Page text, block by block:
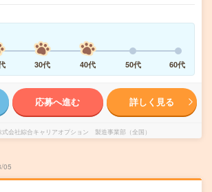
30代 40代 50代 60代
応募へ進む 詳しく見る
式会社綜合キャリアオプション 製造事業部（全国）
05